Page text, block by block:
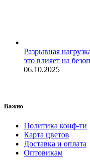
Разрывная
это влияет на
06.10.2025
Важно
Политика конф-ти
Карта цветов
Доставка и оплата
Оптовикам